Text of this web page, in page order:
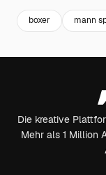
boxer mann
Die kreative
Mehr als 1 Million